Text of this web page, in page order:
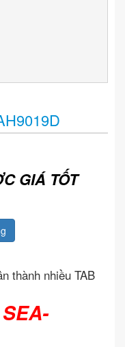
GIÁ TỐT
thành nhiều TAB